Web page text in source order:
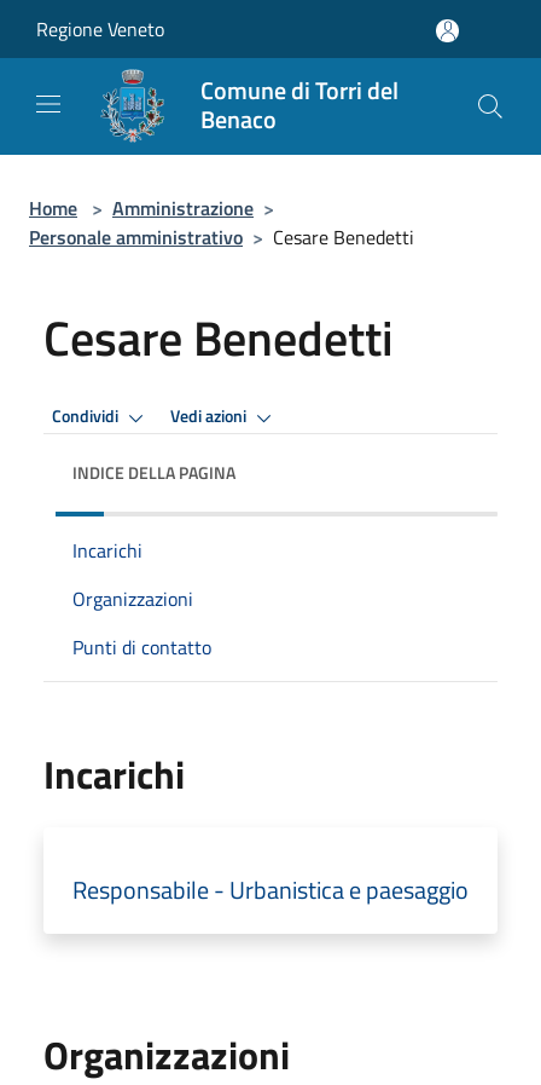
Regione Veneto
Comune di Torri del
Benaco
Home > Amministrazione >
Personale amministrativo > Cesare Benedetti
Cesare Benedetti
Condividi Vedi azioni
INDICE DELLA PAGINA
Incarichi
Organizzazioni
Punti di contatto
Incarichi
Responsabile - Urbanistica e paesaggio
Organizzazioni